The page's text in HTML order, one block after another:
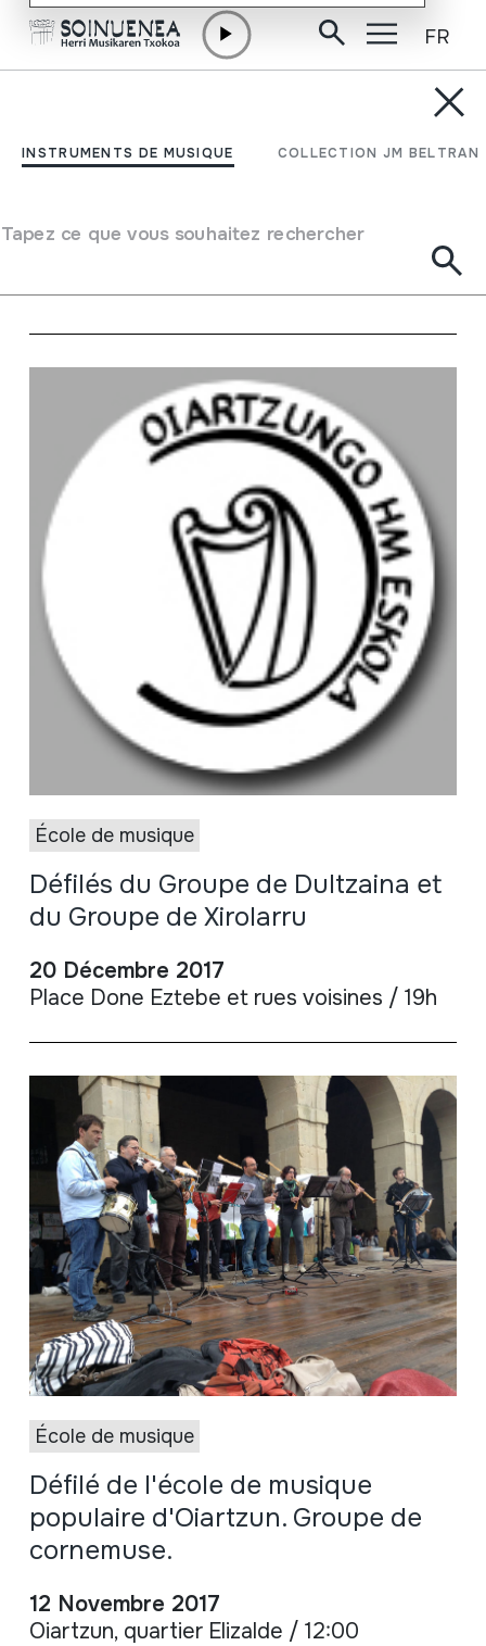
INSTRUMENTS DE MUSIQUE COLLECTION JM BELTRAN
Tapez ce que vous souhaitez rechercher
FR
École de musique
École de musique
École de musique
Défilés du Groupe de Dultzaina et
du Groupe de Xirolarru
20 Décembre 2017
Place Done Eztebe et rues voisines / 19h
École de musique
Défilé de l'école de musique
populaire d'Oiartzun. Groupe de
cornemuse.
12 Novembre 2017
Oiartzun, quartier Elizalde / 12:00